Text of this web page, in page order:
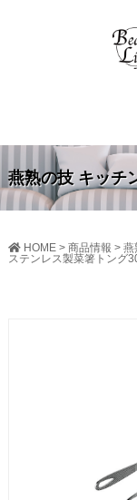
燕熟の技 キッチ
HOME> 商品情報 > 燕
ステンレス製菜箸トング